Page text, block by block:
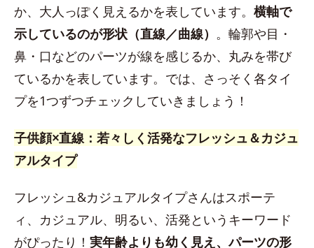
か、大人っぽく見えるかを表しています。 横軸で
示しているのが形状（直線／曲線） 。輪郭や目・
鼻・口などのパーツが線を感じるか、丸みを帯び
ているかを表しています。では、さっそく各タイ
プを1つずつチェックしていきましょう！
子供顔×直線：若々しく活発なフレッシュ＆カジュ
アルタイプ
フレッシュ&カジュアルタイプさんはスポーテ
ィ、カジュアル、明るい、活発というキーワード
がぴったり！ 実年齢よりも幼く見え、パーツの形